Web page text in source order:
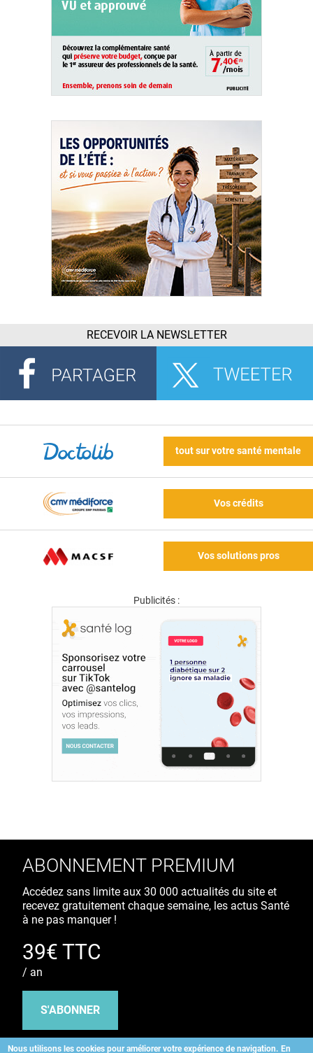
RECEVOIR LA NEWSLETTER
tout sur votre santé mentale
Vos crédits
Vos solutions pros
Publicités :
Nous utilisons les cookies pour améliorer votre expérience de navigation. En
ABONNEMENT PREMIUM
Accédez sans limite aux 30 000 actualités du site et
recevez gratuitement chaque semaine, les actus Santé
à ne pas manquer !
39€ TTC
/ an
S'ABONNER